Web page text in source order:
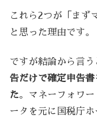
これら2つが「まず
と思った理由です。
ですが結論から言う
告だけで確定申告
た。マネーフォワ
ータを元に国税庁